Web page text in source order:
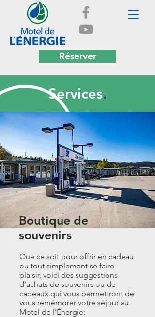
Réserver
Services.
Boutique de
souvenirs
Que ce soit pour offrir en cadeau
ou tout simplement se faire
plaisir, voici des suggestions
d’achats de souvenirs ou de
cadeaux qui vous permettront de
vous remémorer votre séjour au
Motel de l’Énergie: